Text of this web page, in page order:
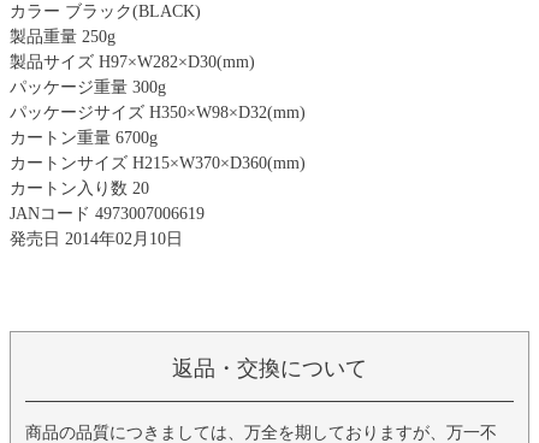
カラー ブラック(BLACK)
製品重量 250g
製品サイズ H97×W282×D30(mm)
パッケージ重量 300g
パッケージサイズ H350×W98×D32(mm)
カートン重量 6700g
カートンサイズ H215×W370×D360(mm)
カートン入り数 20
JANコード 4973007006619
発売日 2014年02月10日
返品・交換について
商品の品質につきましては、万全を期しておりますが、万一不